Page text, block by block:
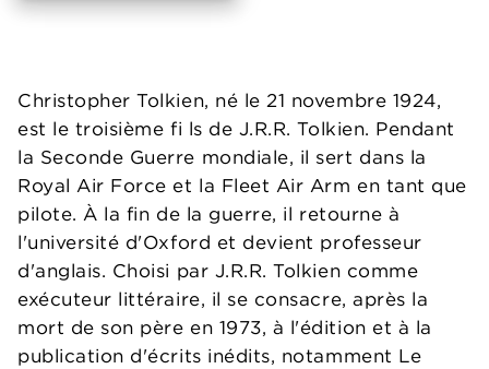
Christopher Tolkien, né le 21 novembre 1924,
est le troisième fi ls de J.R.R. Tolkien. Pendant
la Seconde Guerre mondiale, il sert dans la
Royal Air Force et la Fleet Air Arm en tant que
pilote. À la fin de la guerre, il retourne à
l'université d'Oxford et devient professeur
d'anglais. Choisi par J.R.R. Tolkien comme
exécuteur littéraire, il se consacre, après la
mort de son père en 1973, à l'édition et à la
publication d'écrits inédits, notamment Le